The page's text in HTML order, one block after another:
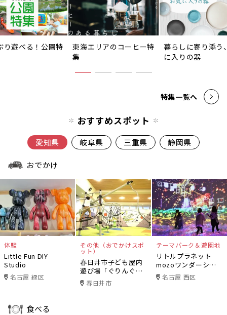
り遊べる！公園特
東海エリアのコーヒー特
集
暮らしに寄り添う
に入りの器
特集一覧へ
おすすめスポット
愛知県 岐阜県 三重県 静岡県
おでかけ
体験
Little Fun DIY
Studio
名古屋 緑区
その他（おでかけスポ
ット）
春日井市子ども屋内
遊び場「ぐりんぐり
ん」春日井市
テーマパーク＆遊園地
リトルプラネット
mozoワンダーシテ
ィ 名古屋 西区
食べる